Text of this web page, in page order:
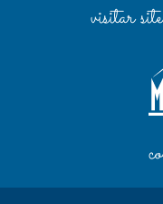
visitar site